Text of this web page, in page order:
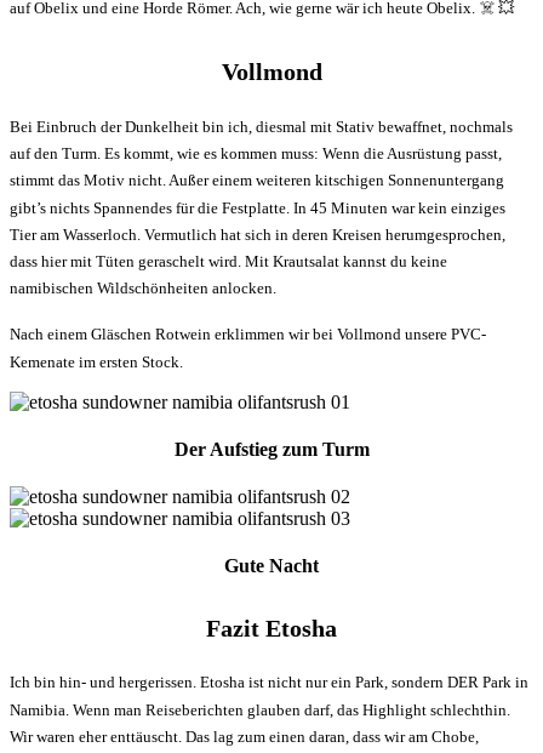
auf Obelix und eine Horde Römer. Ach, wie gerne wär ich heute Obelix. ☠️ 💥
Vollmond
Bei Einbruch der Dunkelheit bin ich, diesmal mit Stativ bewaffnet, nochmals
auf den Turm. Es kommt, wie es kommen muss: Wenn die Ausrüstung passt,
stimmt das Motiv nicht. Außer einem weiteren kitschigen Sonnenuntergang
gibt’s nichts Spannendes für die Festplatte. In 45 Minuten war kein einziges
Tier am Wasserloch. Vermutlich hat sich in deren Kreisen herumgesprochen,
dass hier mit Tüten geraschelt wird. Mit Krautsalat kannst du keine
namibischen Wildschönheiten anlocken.
Nach einem Gläschen Rotwein erklimmen wir bei Vollmond unsere PVC-
Kemenate im ersten Stock.
Der Aufstieg zum Turm
Gute Nacht
Fazit Etosha
Ich bin hin- und hergerissen. Etosha ist nicht nur ein Park, sondern DER Park in
Namibia. Wenn man Reiseberichten glauben darf, das Highlight schlechthin.
Wir waren eher enttäuscht. Das lag zum einen daran, dass wir am Chobe,